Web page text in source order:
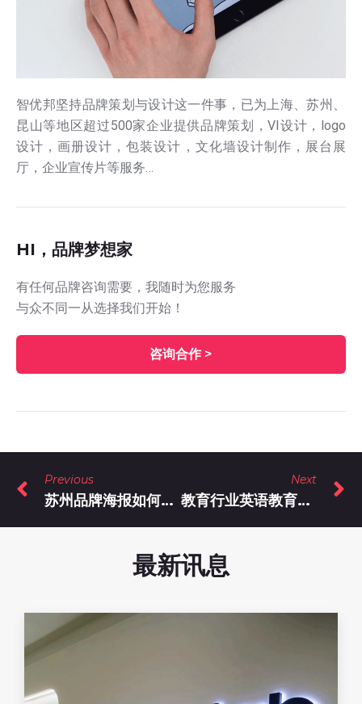
智优邦坚持品牌策划与设计这一件事，已为上海、苏州、
昆山等地区超过500家企业提供品牌策划，VI设计，logo
设计，画册设计，包装设计，文化墙设计制作，展台展
厅，企业宣传片等服务…
HI，品牌梦想家
有任何品牌咨询需要，我随时为您服务
与众不同一从选择我们开始！
咨询合作 >
Previous
苏州品牌海报如何设计比较高大上？
Next
教育行业英语教育品牌视觉设计
最新讯息